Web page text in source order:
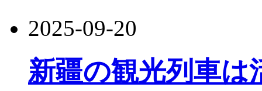
2025-09-20
新疆の観光列車は